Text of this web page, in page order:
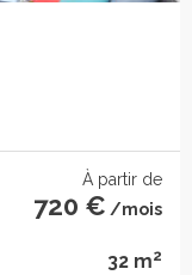
À partir de
720 € /mois
32 m2